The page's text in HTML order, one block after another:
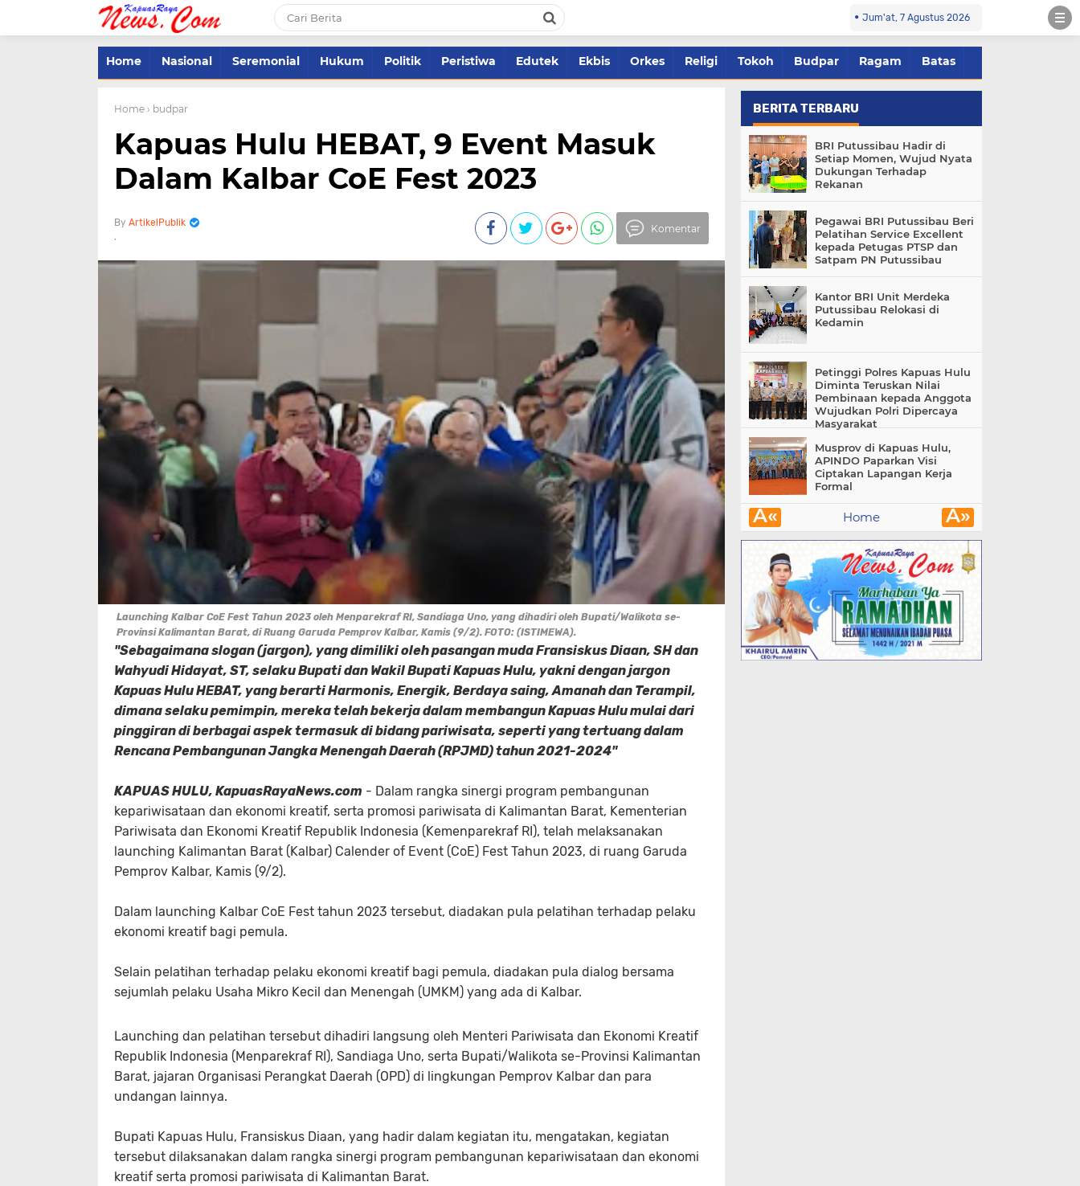
Jum'at, 7 Agustus 2026
Home Nasional Seremonial Hukum Politik Peristiwa Edutek Ekbis Orkes Religi Tokoh Budpar Ragam Batas
Home › budpar
Kapuas Hulu HEBAT, 9 Event Masuk
Dalam Kalbar CoE Fest 2023
ArtikelPublik Komentar
Launching Kalbar CoE Fest Tahun 2023 oleh Menparekraf RI, Sandiaga Uno, yang dihadiri oleh Bupati/Walikota se-
Provinsi Kalimantan Barat, di Ruang Garuda Pemprov Kalbar, Kamis (9/2). FOTO: (ISTIMEWA).
"Sebagaimana slogan (jargon), yang dimiliki oleh pasangan muda Fransiskus Diaan, SH dan
Wahyudi Hidayat, ST, selaku Bupati dan Wakil Bupati Kapuas Hulu, yakni dengan jargon
Kapuas Hulu HEBAT, yang berarti Harmonis, Energik, Berdaya saing, Amanah dan Terampil,
dimana selaku pemimpin, mereka telah bekerja dalam membangun Kapuas Hulu mulai dari
pinggiran di berbagai aspek termasuk di bidang pariwisata, seperti yang tertuang dalam
Rencana Pembangunan Jangka Menengah Daerah (RPJMD) tahun 2021-2024"
KAPUAS HULU, KapuasRayaNews.com - Dalam rangka sinergi program pembangunan
kepariwisataan dan ekonomi kreatif, serta promosi pariwisata di Kalimantan Barat, Kementerian
Pariwisata dan Ekonomi Kreatif Republik Indonesia (Kemenparekraf RI), telah melaksanakan
launching Kalimantan Barat (Kalbar) Calender of Event (CoE) Fest Tahun 2023, di ruang Garuda
Pemprov Kalbar, Kamis (9/2).
Dalam launching Kalbar CoE Fest tahun 2023 tersebut, diadakan pula pelatihan terhadap pelaku
ekonomi kreatif bagi pemula.
Selain pelatihan terhadap pelaku ekonomi kreatif bagi pemula, diadakan pula dialog bersama
sejumlah pelaku Usaha Mikro Kecil dan Menengah (UMKM) yang ada di Kalbar.
Launching dan pelatihan tersebut dihadiri langsung oleh Menteri Pariwisata dan Ekonomi Kreatif
Republik Indonesia (Menparekraf RI), Sandiaga Uno, serta Bupati/Walikota se-Provinsi Kalimantan
Barat, jajaran Organisasi Perangkat Daerah (OPD) di lingkungan Pemprov Kalbar dan para
undangan lainnya.
Bupati Kapuas Hulu, Fransiskus Diaan, yang hadir dalam kegiatan itu, mengatakan, kegiatan
tersebut dilaksanakan dalam rangka sinergi program pembangunan kepariwisataan dan ekonomi
kreatif serta promosi pariwisata di Kalimantan Barat.
BERITA TERBARU
BRI Putussibau Hadir di
Setiap Momen, Wujud Nyata
Dukungan Terhadap
Rekanan
Pegawai BRI Putussibau Beri
Pelatihan Service Excellent
kepada Petugas PTSP dan
Satpam PN Putussibau
Kantor BRI Unit Merdeka
Putussibau Relokasi di
Kedamin
Petinggi Polres Kapuas Hulu
Diminta Teruskan Nilai
Pembinaan kepada Anggota
Wujudkan Polri Dipercaya
Masyarakat
Musprov di Kapuas Hulu,
APINDO Paparkan Visi
Ciptakan Lapangan Kerja
Formal
Â« Â»
Home